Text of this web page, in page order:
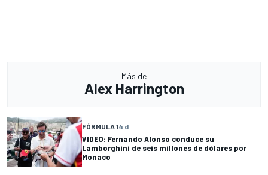
Más de
Alex Harrington
FÓRMULA 14 d
VIDEO: Fernando Alonso conduce su
Lamborghini de seis millones de dólares por
Monaco